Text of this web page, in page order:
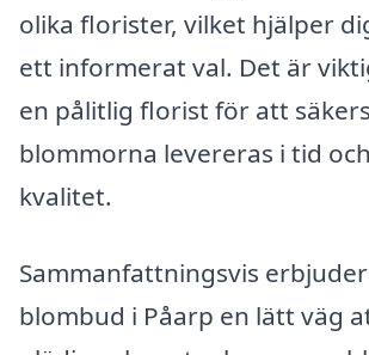
olika florister, vilket hjälper
ett informerat val. Det är
en pålitlig florist för att
blommorna levereras i tid
kvalitet.
Sammanfattningsvis erbjuder
blombud i Påarp en lätt väg